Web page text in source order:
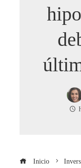
Inicio